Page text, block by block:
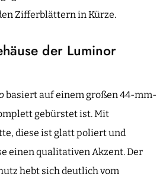
Zifferblättern in Kürze.
der Luminor
basiert auf einem großen 44-mm-
gebürstet ist. Mit
diese ist glatt poliert und
einen qualitativen Akzent. Der
hebt sich deutlich vom